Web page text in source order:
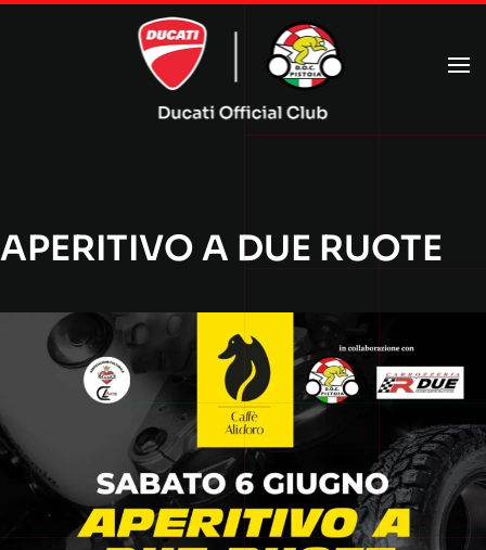
Passa al contenuto principale
APERITIVO A DUE RUOTE